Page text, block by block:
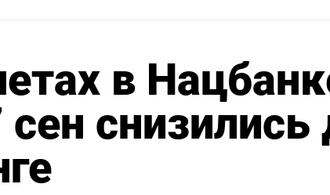
в
снизились